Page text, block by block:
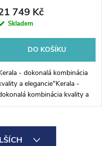
749 Kč
Skladem
DO KOŠÍKU
- dokonalá kombinácia
a elegancie"Kerala -
kombinácia kvality a
Táto nádherná
cm je ideálnou